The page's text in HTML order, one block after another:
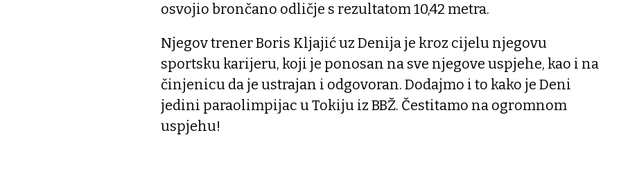
osvojio brončano odličje s rezultatom 10,42 metra.
Njegov trener Boris Kljajić uz Denija je kroz cijelu njegovu
sportsku karijeru, koji je ponosan na sve njegove uspjehe, kao i na
činjenicu da je ustrajan i odgovoran. Dodajmo i to kako je Deni
jedini paraolimpijac u Tokiju iz BBŽ. Čestitamo na ogromnom
uspjehu!